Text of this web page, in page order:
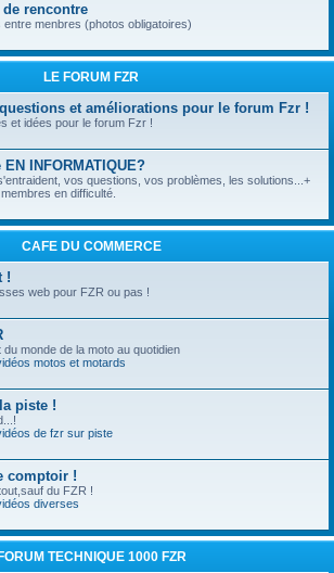
de rencontre
entre menbres (photos obligatoires)
LE FORUM FZR
et améliorations pour le forum Fzr !
et idées pour le forum Fzr !
INFORMATIQUE?
vos questions, vos problèmes, les solutions...+
en difficulté.
CAFE DU COMMERCE
!
web pour FZR ou pas !
monde de la moto au quotidien
motos et motards
piste !
de fzr sur piste
comptoir !
du FZR !
diverses
FORUM TECHNIQUE 1000 FZR